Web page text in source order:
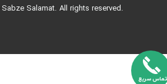
سریع
Salamat. All rights reserved.